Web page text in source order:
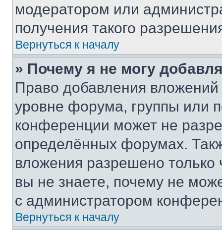
модератором или
получения такого
Вернуться к началу
» Почему я не могу
Право добавления
уровне форума, группы или
конференции может не
определённых форумах.
вложения разрешено
вы не знаете, почему не
с администратором
Вернуться к началу